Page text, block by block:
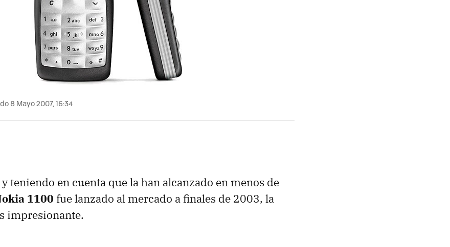
8 Mayo 2007, 16:34
teniendo en cuenta que la han alcanzado en menos de
1100 fue lanzado al mercado a finales de 2003, la
impresionante.